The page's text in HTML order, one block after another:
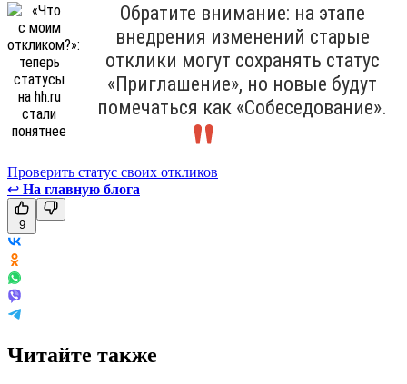
Обратите внимание: на этапе
внедрения изменений старые
отклики могут сохранять статус
«Приглашение», но новые будут
помечаться как «Собеседование».
Проверить статус своих откликов
↩ На главную блога
9
Читайте также